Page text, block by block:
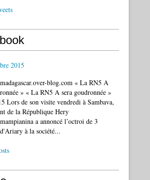
2015
blog.com « La RN5 A
» « La RN5 A sera goudronnée »
Lors de son visite vendredi à Sambava,
de la République Hery
a annoncé l’octroi de 3
à la société...